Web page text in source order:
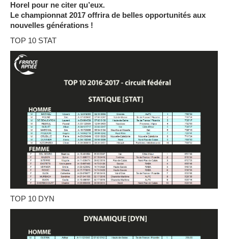
Horel pour ne citer qu’eux.
Le championnat 2017 offrira de belles opportunités aux
nouvelles générations !
TOP 10 STAT
TOP 10 DYN